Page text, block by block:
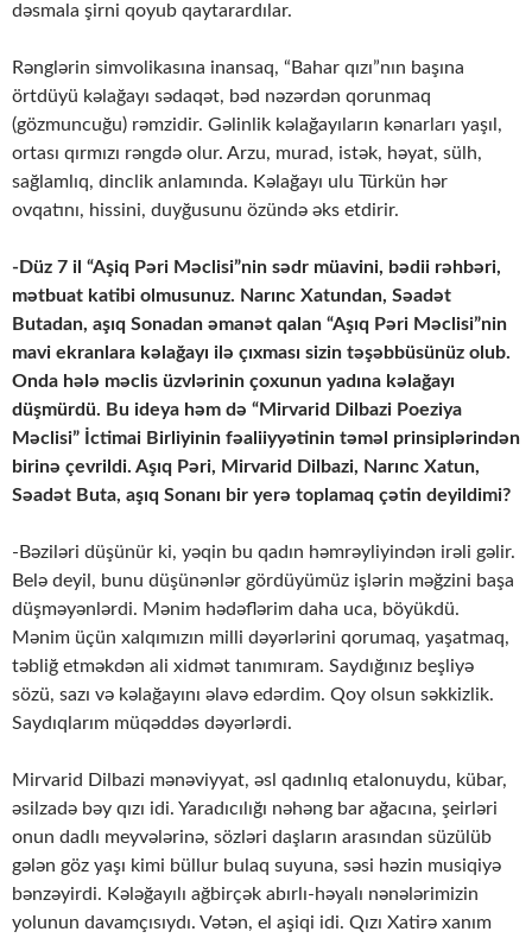
dəsmala şirni qoyub qaytarardılar.
Rənglərin simvolikasına inansaq, “Bahar qızı”nın başına
örtdüyü kəlağayı sədaqət, bəd nəzərdən qorunmaq
(gözmuncuğu) rəmzidir. Gəlinlik kəlağayıların kənarları yaşıl,
ortası qırmızı rəngdə olur. Arzu, murad, istək, həyat, sülh,
sağlamlıq, dinclik anlamında. Kəlağayı ulu Türkün hər
ovqatını, hissini, duyğusunu özündə əks etdirir.
-Düz 7 il “Aşiq Pəri Məclisi”nin sədr müavini, bədii rəhbəri,
mətbuat katibi olmusunuz. Narınc Xatundan, Səadət
Butadan, aşıq Sonadan əmanət qalan “Aşıq Pəri Məclisi”nin
mavi ekranlara kəlağayı ilə çıxması sizin təşəbbüsünüz olub.
Onda hələ məclis üzvlərinin çoxunun yadına kəlağayı
düşmürdü. Bu ideya həm də “Mirvarid Dilbazi Poeziya
Məclisi” İctimai Birliyinin fəaliiyyətinin təməl prinsiplərindən
birinə çevrildi. Aşıq Pəri, Mirvarid Dilbazi, Narınc Xatun,
Səadət Buta, aşıq Sonanı bir yerə toplamaq çətin deyildimi?
-Bəziləri düşünür ki, yəqin bu qadın həmrəyliyindən irəli gəlir.
Belə deyil, bunu düşünənlər gördüyümüz işlərin məğzini başa
düşməyənlərdi. Mənim hədəflərim daha uca, böyükdü.
Mənim üçün xalqımızın milli dəyərlərini qorumaq, yaşatmaq,
təbliğ etməkdən ali xidmət tanımıram. Saydığınız beşliyə
sözü, sazı və kəlağayını əlavə edərdim. Qoy olsun səkkizlik.
Saydıqlarım müqəddəs dəyərlərdi.
Mirvarid Dilbazi mənəviyyat, əsl qadınlıq etalonuydu, kübar,
əsilzadə bəy qızı idi. Yaradıcılığı nəhəng bar ağacına, şeirləri
onun dadlı meyvələrinə, sözləri daşların arasından süzülüb
gələn göz yaşı kimi büllur bulaq suyuna, səsi həzin musiqiyə
bənzəyirdi. Kələğayılı ağbirçək abırlı-həyalı nənələrimizin
yolunun davamçısıydı. Vətən, el aşiqi idi. Qızı Xatirə xanım